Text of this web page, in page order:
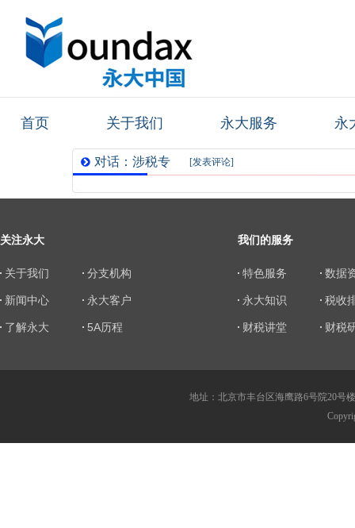
首页 关于我们 永大服务 永
对话：涉税专
论
[发表评论]
关注永大
关于我们 分支机构
新闻中心 永大客户
了解永大 5A历程
我们的服务
特色服务 数据
永大知识 税收
财税讲堂 财税
地址：北京市丰台区海鹰路6号院20